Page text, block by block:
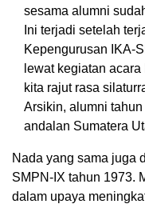
sesama alumni
Ini terjadi setelah
Kepengurusan IKA-
lewat kegiatan
kita rajut rasa
Arsikin, alumni
andalan Sumatera
Nada yang sama juga
SMPN-IX tahun 1973.
dalam upaya